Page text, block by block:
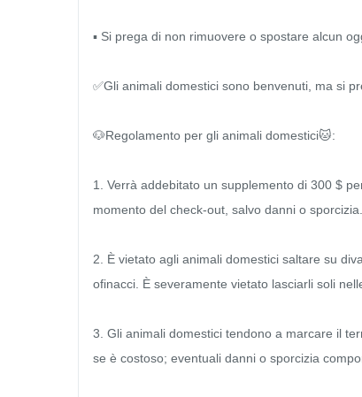
▪ Si prega di non rimuovere o spostare alcun
✅Gli animali domestici sono benvenuti, ma si
🐶Regolamento per gli animali domestici🐱:
1. Verrà addebitato un supplemento di 300 $
momento del check-out, salvo danni o sporcizia.
2. È vietato agli animali domestici saltare su
ofinacci. È severamente vietato lasciarli soli
3. Gli animali domestici tendono a marcare il
se è costoso; eventuali danni o sporcizia